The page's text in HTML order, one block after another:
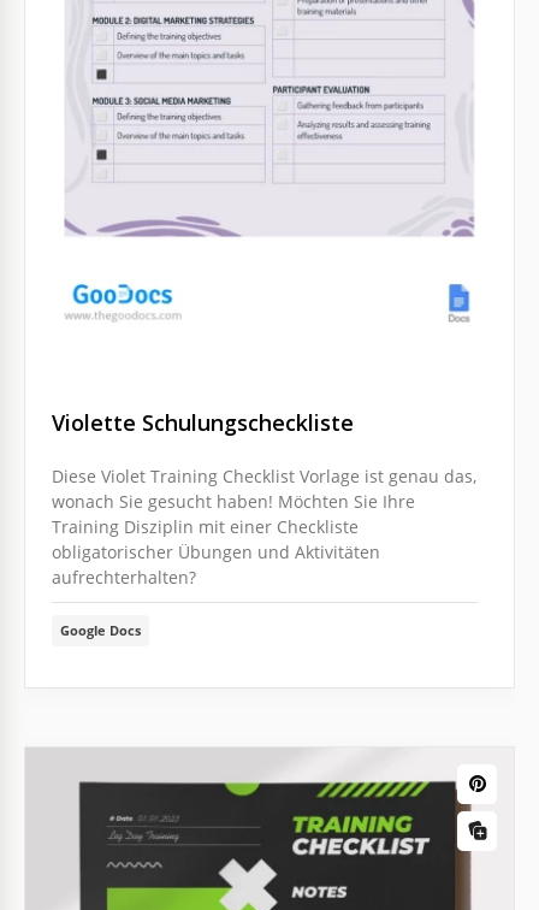
Violette Schulungscheckliste
Diese Violet Training Checklist Vorlage ist genau das,
wonach Sie gesucht haben! Möchten Sie Ihre
Training Disziplin mit einer Checkliste
obligatorischer Übungen und Aktivitäten
aufrechterhalten?
Google Docs